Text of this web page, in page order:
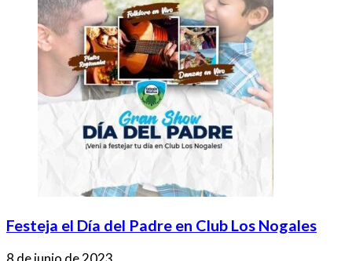
Festeja el Día del Padre en Club Los Nogales